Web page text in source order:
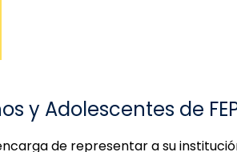
y Adolescentes de
de representar a su